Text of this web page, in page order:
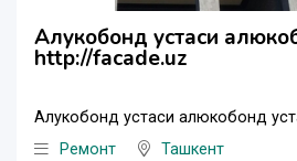
Алукобонд устаси
http://facade.uz
Алукобонд устаси алюкобонд
Ремонт
Ташкент